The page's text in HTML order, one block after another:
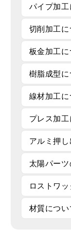
パイプ加
切削加工
板金加工
樹脂成型
線材加工
プレス加
アルミ押
太陽パー
ロストワ
材質につい